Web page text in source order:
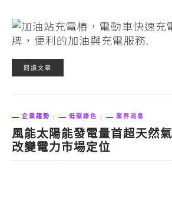
閱讀文章
企業趨勢 低碳綠色 業界消息
風能太陽能發電量首超天然
改變電力市場定位